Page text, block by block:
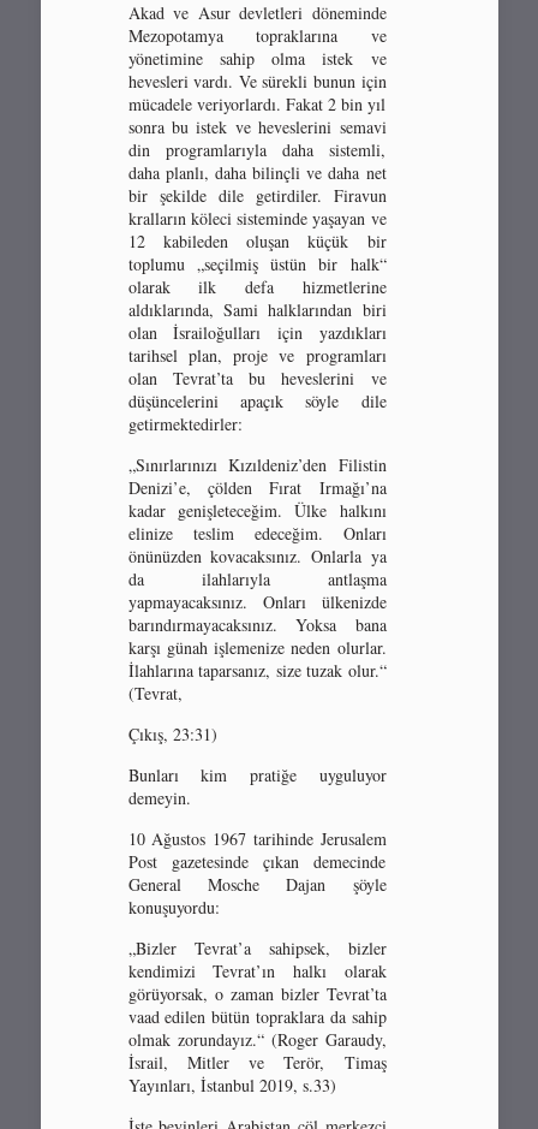
Akad ve Asur devletleri döneminde
Mezopotamya topraklarına ve
yönetimine sahip olma istek ve
hevesleri vardı. Ve sürekli bunun için
mücadele veriyorlardı. Fakat 2 bin yıl
sonra bu istek ve heveslerini semavi
din programlarıyla daha sistemli,
daha planlı, daha bilinçli ve daha net
bir şekilde dile getirdiler. Firavun
kralların köleci sisteminde yaşayan ve
12 kabileden oluşan küçük bir
toplumu „seçilmiş üstün bir halk“
olarak ilk defa hizmetlerine
aldıklarında, Sami halklarından biri
olan İsrailoğulları için yazdıkları
tarihsel plan, proje ve programları
olan Tevrat’ta bu heveslerini ve
düşüncelerini apaçık söyle dile
getirmektedirler:
„Sınırlarınızı Kızıldeniz’den Filistin
Denizi’e, çölden Fırat Irmağı’na
kadar genişleteceğim. Ülke halkını
elinize teslim edeceğim. Onları
önünüzden kovacaksınız. Onlarla ya
da ilahlarıyla antlaşma
yapmayacaksınız. Onları ülkenizde
barındırmayacaksınız. Yoksa bana
karşı günah işlemenize neden olurlar.
İlahlarına taparsanız, size tuzak olur.“
(Tevrat,
Çıkış, 23:31)
Bunları kim pratiğe uyguluyor
demeyin.
10 Ağustos 1967 tarihinde Jerusalem
Post gazetesinde çıkan demecinde
General Mosche Dajan şöyle
konuşuyordu:
„Bizler Tevrat’a sahipsek, bizler
kendimizi Tevrat’ın halkı olarak
görüyorsak, o zaman bizler Tevrat’ta
vaad edilen bütün topraklara da sahip
olmak zorundayız.“ (Roger Garaudy,
İsrail, Mitler ve Terör, Timaş
Yayınları, İstanbul 2019, s.33)